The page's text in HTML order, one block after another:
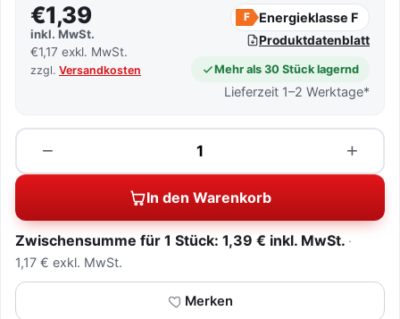
€1,39
inkl. MwSt.
€1,17 exkl. MwSt.
zzgl. Versandkosten
F Energieklasse F
Produktdatenblatt
Mehr als 30 Stück lagernd
Lieferzeit 1–2 Werktage*
−
Menge +
In den Warenkorb
Zwischensumme für 1 Stück: 1,39 € inkl. MwSt.
1,17 € exkl. MwSt.
Merken